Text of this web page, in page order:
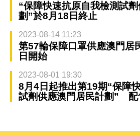
“保障快速抗原自我檢測試
劃”於8月18日終止
2023-08-14 11:23
第57輪保障口罩供應澳門居
日開始
2023-08-01 19:30
8月4日起推出第19期“保障
試劑供應澳門居民計劃” 配